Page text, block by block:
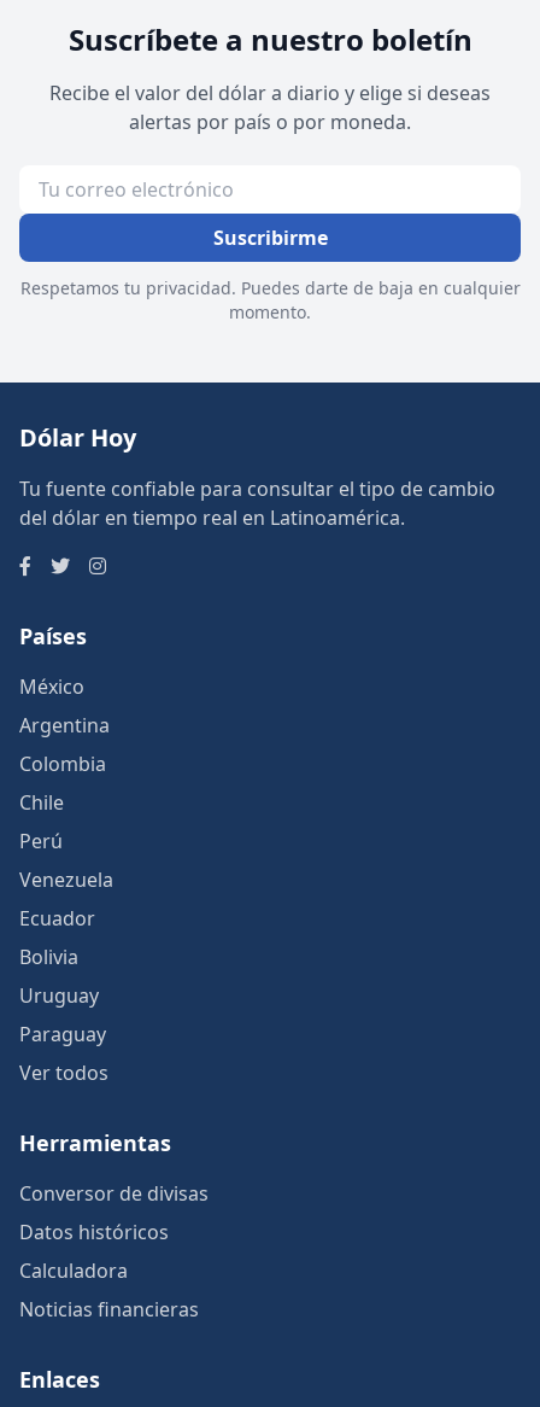
Suscríbete a nuestro boletín
Recibe el valor del dólar a diario y elige si deseas
alertas por país o por moneda.
Suscribirme
Respetamos tu privacidad. Puedes darte de baja en cualquier
momento.
Dólar Hoy
Tu fuente confiable para consultar el tipo de cambio
del dólar en tiempo real en Latinoamérica.
Países
México
Argentina
Colombia
Chile
Perú
Venezuela
Ecuador
Bolivia
Uruguay
Paraguay
Ver todos
Herramientas
Conversor de divisas
Datos históricos
Calculadora
Noticias financieras
Enlaces